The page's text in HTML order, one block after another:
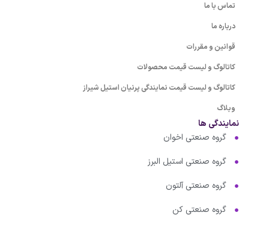
تماس با ما
درباره ما
قوانین و مقررات
کاتالوگ و لیست قیمت محصولات
کاتالوگ و لیست قیمت نمایندگی پرنیان استیل شیراز
وبلاگ
نمایندگی ها
گروه صنعتی اخوان
گروه صنعتی استیل البرز
گروه صنعتی آلتون
گروه صنعتی کن